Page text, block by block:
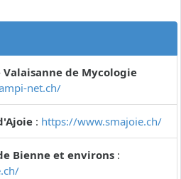
de Mycologie
net.ch/
: https://www.smajoie.ch/
Bienne et environs :